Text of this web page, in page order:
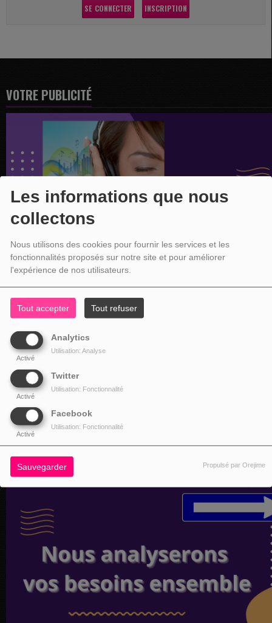
Les informations que nous
collectons
Nous utilisons des cookies pour fournir les services et les
fonctionnalités proposés sur notre site et pour améliorer
l'expérience de nos utilisateurs.
Tout accepter Tout refuser
Analytics
Activé
Utilisation: Analyse
Twitter
Activé
Utilisation: Fonctionnalité
Facebook
Activé
Utilisation: Fonctionnalité
Sauvegarder Propulsé par Orejime
SE CONNECTER INSCRIPTION
VOTRE PUBLICITÉ